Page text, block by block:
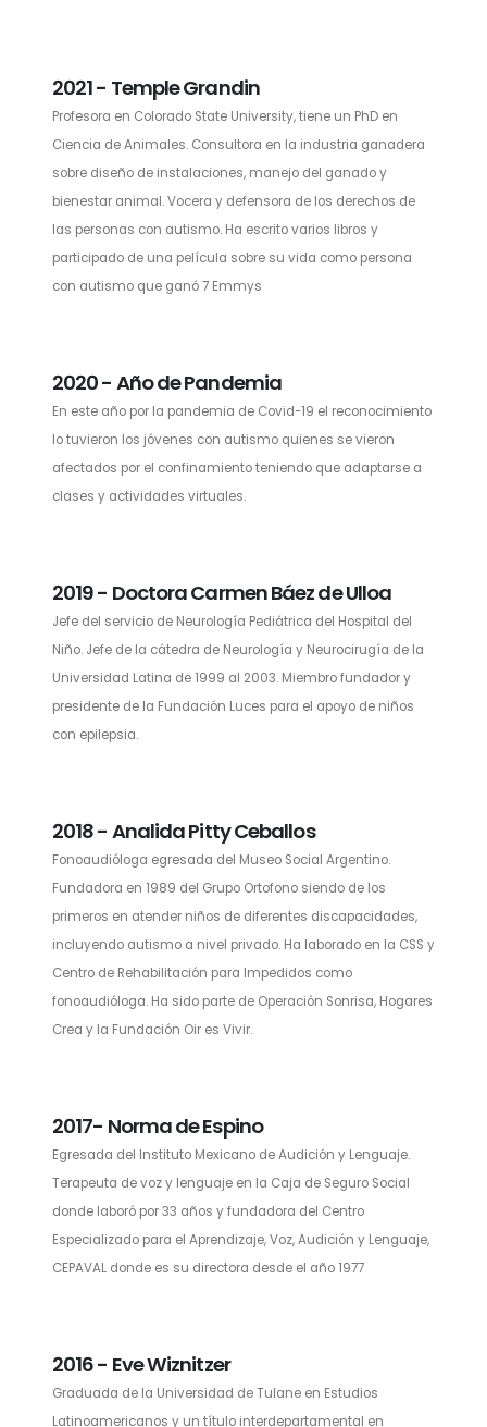
2021 - Temple Grandin
Profesora en Colorado State University, tiene un PhD en
Ciencia de Animales. Consultora en la industria ganadera
sobre diseño de instalaciones, manejo del ganado y
bienestar animal. Vocera y defensora de los derechos de
las personas con autismo. Ha escrito varios libros y
participado de una película sobre su vida como persona
con autismo que ganó 7 Emmys
2020 - Año de Pandemia
En este año por la pandemia de Covid-19 el reconocimiento
lo tuvieron los jóvenes con autismo quienes se vieron
afectados por el confinamiento teniendo que adaptarse a
clases y actividades virtuales.
2019 - Doctora Carmen Báez de Ulloa
Jefe del servicio de Neurología Pediátrica del Hospital del
Niño. Jefe de la cátedra de Neurología y Neurocirugía de la
Universidad Latina de 1999 al 2003. Miembro fundador y
presidente de la Fundación Luces para el apoyo de niños
con epilepsia.
2018 - Analida Pitty Ceballos
Fonoaudióloga egresada del Museo Social Argentino.
Fundadora en 1989 del Grupo Ortofono siendo de los
primeros en atender niños de diferentes discapacidades,
incluyendo autismo a nivel privado. Ha laborado en la CSS y
Centro de Rehabilitación para Impedidos como
fonoaudióloga. Ha sido parte de Operación Sonrisa, Hogares
Crea y la Fundación Oir es Vivir.
2017- Norma de Espino
Egresada del Instituto Mexicano de Audición y Lenguaje.
Terapeuta de voz y lenguaje en la Caja de Seguro Social
donde laboró por 33 años y fundadora del Centro
Especializado para el Aprendizaje, Voz, Audición y Lenguaje,
CEPAVAL donde es su directora desde el año 1977
2016 - Eve Wiznitzer
Graduada de la Universidad de Tulane en Estudios
Latinoamericanos y un título interdepartamental en